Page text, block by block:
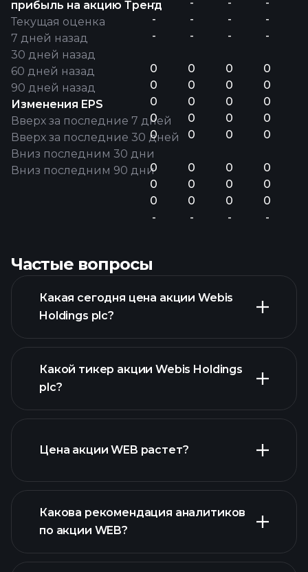
прибыль на акцию Тренд
Текущая оценка
7 дней назад
30 дней назад
60 дней назад
90 дней назад
Изменения EPS
Вверх за последние 7 дней
Вверх за последние 30 дней
Вниз последним 30 дни
Вниз последним 90 дни
-
-
0
0
0
0
0
0
0
0
-
-
-
0
0
0
0
0
0
0
0
-
-
-
0
0
0
0
0
0
0
0
-
-
-
0
0
0
0
0
0
0
0
-
Частые вопросы
Какая сегодня цена акции Webis
Holdings plc?
Какой тикер акции Webis Holdings
plc?
Цена акции WEB растет?
Какова рекомендация аналитиков
по акции WEB?